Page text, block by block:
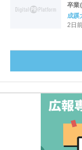
卒業
全
成蹊
2日